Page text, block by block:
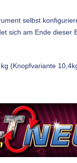
selbst
sich am Ende dieser
(Knopfvariante